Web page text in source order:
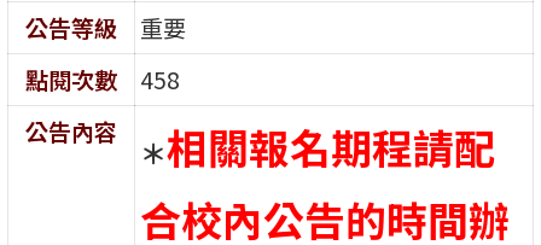
公告等級
重要
點閱次數
458
公告內容
＊相關報名期程請配
合校內公告的時間辦